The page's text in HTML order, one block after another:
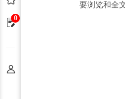
0
要浏览和全